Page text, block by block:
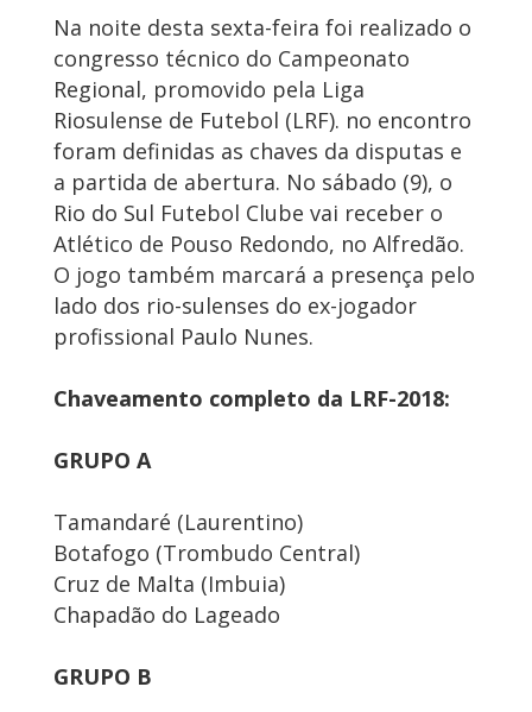
Na noite desta sexta-feira foi realizado o
congresso técnico do Campeonato
Regional, promovido pela Liga
Riosulense de Futebol (LRF). no encontro
foram definidas as chaves da disputas e
a partida de abertura. No sábado (9), o
Rio do Sul Futebol Clube vai receber o
Atlético de Pouso Redondo, no Alfredão.
O jogo também marcará a presença pelo
lado dos rio-sulenses do ex-jogador
profissional Paulo Nunes.
Chaveamento completo da LRF-2018:
GRUPO A
Tamandaré (Laurentino)
Botafogo (Trombudo Central)
Cruz de Malta (Imbuia)
Chapadão do Lageado
GRUPO B